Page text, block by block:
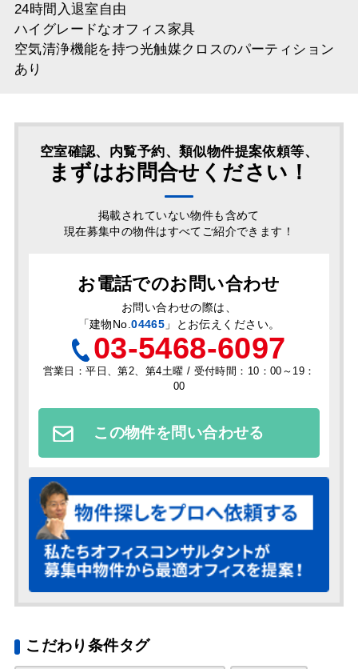
24時間入退室自由
ハイグレードなオフィス家具
空気清浄機能を持つ光触媒クロスのパーティション
あり
空室確認、内覧予約、類似物件提案依頼等、
まずはお問合せください！
掲載されていない物件も含めて
現在募集中の物件はすべてご紹介できます！
お電話でのお問い合わせ
お問い合わせの際は、
「建物No.04465 」とお伝えください。
03-5468-6097
営業日：平日、第2、第4土曜 / 受付時間：10：00～19：
00
この物件を問い合わせる
こだわり条件タグ